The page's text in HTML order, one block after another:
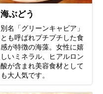
海ぶどう
別名「グリーンキャビア」
とも呼ばれプチプチした食
感が特徴の海藻。女性に嬉
しいミネラル、ヒアルロン
酸が含まれ美容食材として
も大人気です。